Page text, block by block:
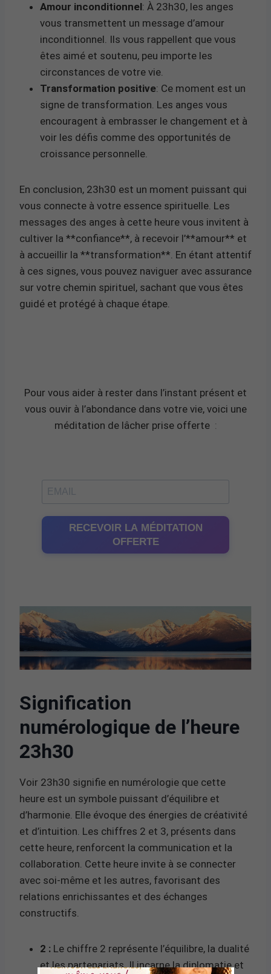
Amour inconditionnel: À 23h30, les anges
vous transmettent un message d’amour
inconditionnel. Ils vous rappellent que vous
êtes aimé et soutenu, peu importe les
circonstances de votre vie.
Transformation positive: Ce moment est un
signe de transformation. Les anges vous
encouragent à embrasser le changement et à
voir les défis comme des opportunités de
croissance personnelle.
En conclusion, 23h30 est un moment puissant qui
vous connecte à votre essence spirituelle. Les
messages des anges à cette heure vous invitent à
cultiver la **confiance**, à recevoir l’**amour** et
à accueillir la **transformation**. En étant attentif
à ces signes, vous pouvez naviguer avec assurance
sur votre chemin spirituel, sachant que vous êtes
guidé et protégé à chaque étape.
Pour vous aider à rester dans l’instant présent et
vous ouvir à l’abondance dans votre vie, voici une
méditation de lâcher prise offerte :
RECEVOIR LA MÉDITATION
OFFERTE
Signification
numérologique de l’heure
23h30
Voir 23h30 signifie en numérologie que cette
heure est un symbole puissant d’équilibre et
d’harmonie. Elle évoque des énergies de créativité
et d’intuition. Les chiffres 2 et 3, présents dans
cette heure, renforcent la communication et la
collaboration. Cette heure invite à se connecter
avec soi-même et les autres, favorisant des
relations enrichissantes et des échanges
constructifs.
2 : Le chiffre 2 représente l’équilibre, la dualité
et les partenariats. Il incarne la diplomatie et